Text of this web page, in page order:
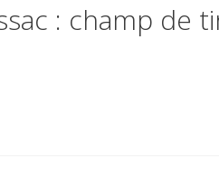
: champ de